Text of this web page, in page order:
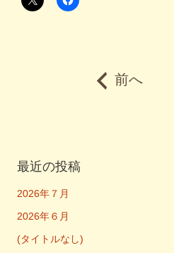
前へ
最近の投稿
2026年７月
2026年６月
(タイトルなし)